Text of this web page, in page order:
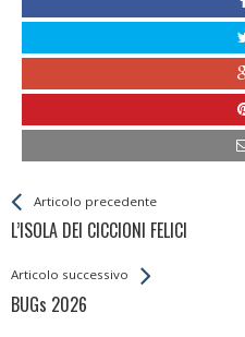
LeggiArticolo precedente
L’ISOLA DEI CICCIONI FELICI
Back
All
Articolo successivo
BUGs 2026